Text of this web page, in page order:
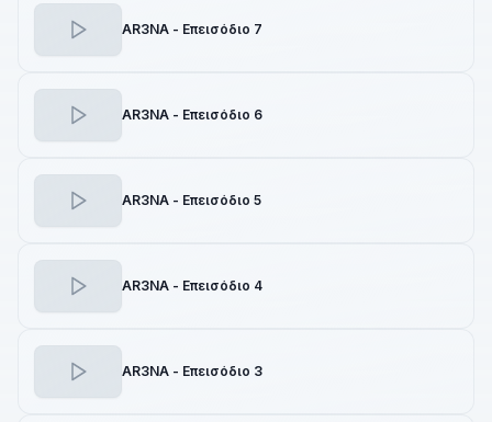
AR3NA - Επεισόδιο 7
AR3NA - Επεισόδιο 6
AR3NA - Επεισόδιο 5
AR3NA - Επεισόδιο 4
AR3NA - Επεισόδιο 3